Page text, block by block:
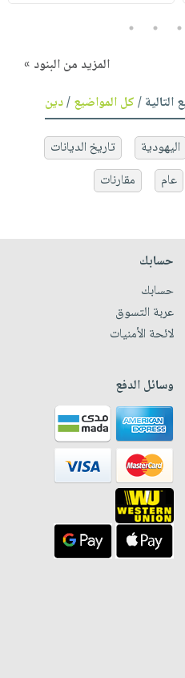
3
4
5
المزيد من البنود »
/كل المواضيع/دين
اليهودية
تاريخ الديانات
عام مقارنات
حسابك
حسابك
عربة التسوق
لائحة الأمنيات
وسائل الدفع